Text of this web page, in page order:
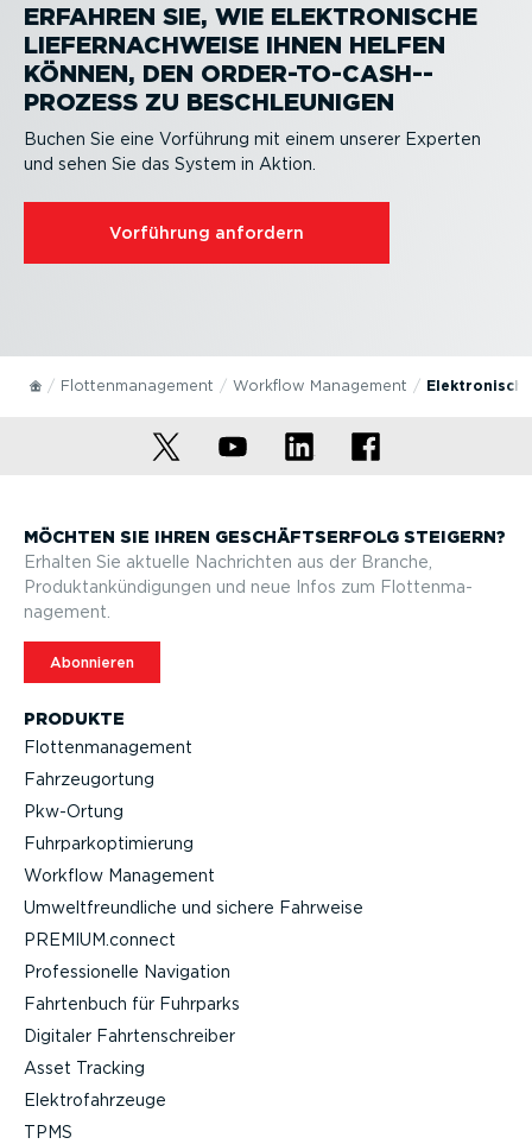
ERFAHREN SIE, WIE ELEKTRO­NISCHE
LIEFER­NACH­WEISE IHNEN HELFEN
KÖNNEN, DEN ORDER-­TO-­CAS­H-­
PROZESS ZU BESCHLEU­NIGEN
Buchen Sie eine Vorführung mit einem unserer Experten
und sehen Sie das System in Aktion.
Vorführung anfordern
Flotten­ma­nagement Workflow Management
PRODUKTE
Flotten­ma­nagement
Fahrzeu­g­ortung
Pkw-Ortung
Fuhrpar­k­op­ti­mierung
Workflow Management
Umwelt­freund­liche und sichere Fahrweise
PREMIUM.connect
Profes­sio­nelle Navigation
Fahrtenbuch für Fuhrparks
Digitaler Fahrten­schreiber
Asset Tracking
Elektro­fahr­zeuge
TPMS
MÖCHTEN SIE IHREN GESCHÄFTS­ERFOLG STEIGERN?
Erhalten Sie aktuelle Nachrichten aus der Branche,
Produktan­kün­di­gungen und neue Infos zum Flotten­ma­
nagement.
Abonnieren